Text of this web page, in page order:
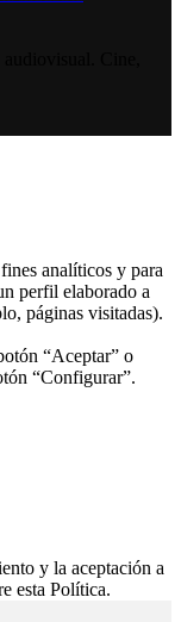
analíticos y para
perfil elaborado a
páginas visitadas).
“Aceptar” o
“Configurar”.
y la aceptación a
esta Política.